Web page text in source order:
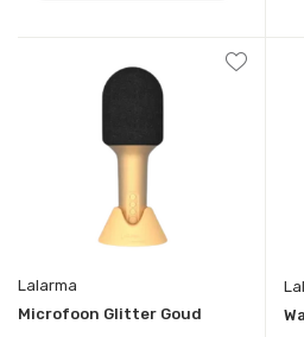
Lalarma
Microfoon Glitter Goud